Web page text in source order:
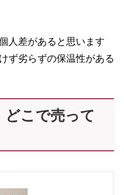
人差があると思います
ず劣らずの保温性がある
どこで売って